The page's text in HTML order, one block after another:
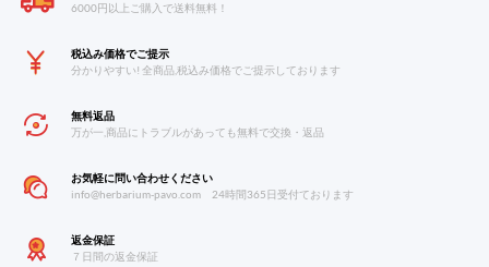
6000円以上ご購入で送料無料！
税込み価格でご提示
分かりやすい! 全商品,税込み価格でご提示しております
無料返品
万が一,商品にトラブルがあっても無料で交換・返品
お気軽に問い合わせください
info@herbarium-pavo.com24時間365日受付ております
返金保証
７日間の返金保証